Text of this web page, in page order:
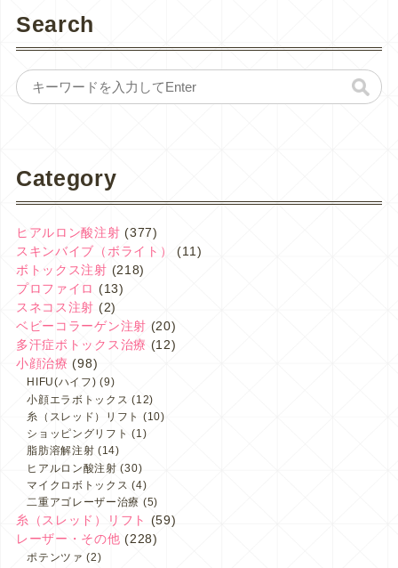
Search
Category
ヒアルロン酸注射 (377)
スキンバイブ（ボライト）
(11)
ボトックス注射 (218)
プロファイロ (13)
スネコス注射 (2)
ベビーコラーゲン注射 (20)
多汗症ボトックス治療 (12)
小顔治療 (98)
HIFU(ハイフ) (9)
小顔エラボトックス (12)
糸（スレッド）リフト (10)
ショッピングリフト (1)
脂肪溶解注射 (14)
ヒアルロン酸注射 (30)
マイクロボトックス (4)
二重アゴレーザー治療 (5)
糸（スレッド）リフト
(59)
レーザー・その他 (228)
ポテンツァ (2)